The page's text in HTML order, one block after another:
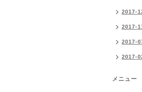
2017-
2017-
2017-
2017-
メニュー